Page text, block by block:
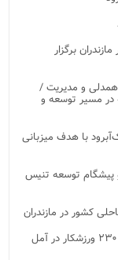
شاخص هنری در نیمه نخست ۱۴۰۵ در مازندران برگزار
همدلی و مدیریت /
در مسیر توسعه و
با هدف میزبانی
پیشگام توسعه تنیس
رقابت‌های کشتی آزاد پیشکسوتان کشور با حضور ۲۳۰ ورزشکار در آمل